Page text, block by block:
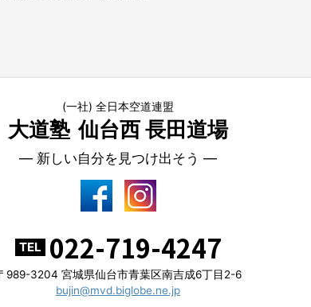
(一社) 全日本空道連盟
大道塾 仙台西 長田道場
― 新しい自分を見つけ出そう ―
TEL 022-719-4247
989-3204 宮城県仙台市青葉区南吉成6丁目2-6
bujin@mvd.biglobe.ne.jp